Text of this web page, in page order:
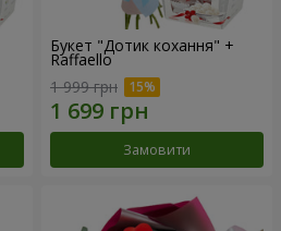
Букет "Дотик кохання" +
Raffaello
1 999 грн
Замовити